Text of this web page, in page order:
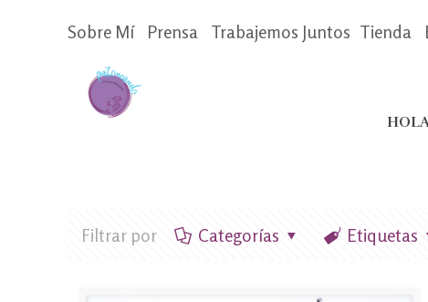
Sobre Mí Prensa Trabajemos Juntos Tienda
Filtrar por Categorías Etiquetas